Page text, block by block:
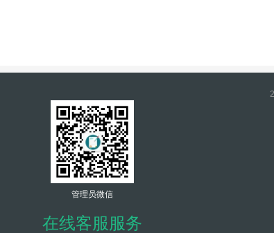
管理员微信
在线客服服务